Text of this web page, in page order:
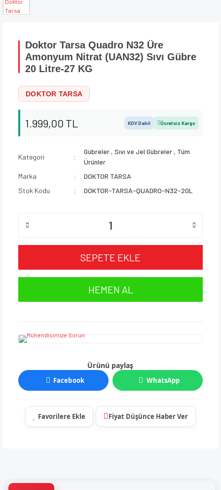
Doktor Tarsa Quadro N32 Üre
Amonyum Nitrat (UAN32) Sıvı Gübre
20 Litre-27 KG
DOKTOR TARSA
1.999,00 TL KDV Dahil Ücretsiz Kargo
Kategori
Gübreler ,Sıvı ve Jel Gübreler , Tüm
Ürünler
Marka
DOKTOR TARSA
Stok Kodu
DOKTOR-TARSA-QUADRO-N32-20L
SEPETE EKLE
HEMEN AL
Ürünü paylaş
Facebook WhatsApp
Fiyat Düşünce Haber Ver